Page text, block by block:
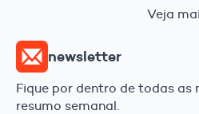
Veja
newsletter
Fique por dentro de todas as
resumo semanal.